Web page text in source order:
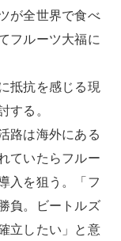
が全世界で食べ
フルーツ大福に
抵抗を感じる現
する。
路は海外にある
ていたらフルー
入を狙う。「フ
負。ビートルズ
立したい」と意